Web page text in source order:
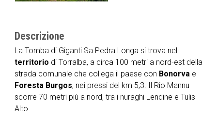
Descrizione
La Tomba di Giganti Sa Pedra Longa si trova nel
territorio di Torralba, a circa 100 metri a nord-est della
strada comunale che collega il paese con Bonorva e
Foresta Burgos, nei pressi del km 5,3. Il Rio Mannu
scorre 70 metri più a nord, tra i nuraghi Lendine e Tulis
Alto.